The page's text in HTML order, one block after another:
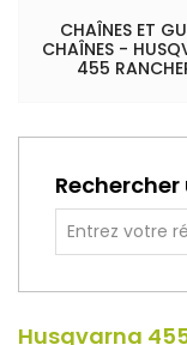
CHAÎNES ET
CHAÎNES -
455
Husqvarna 455